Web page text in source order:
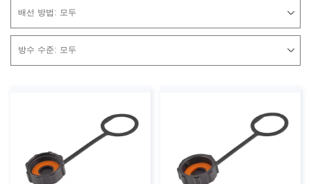
배선 방법: 모두
방수 수준: 모두